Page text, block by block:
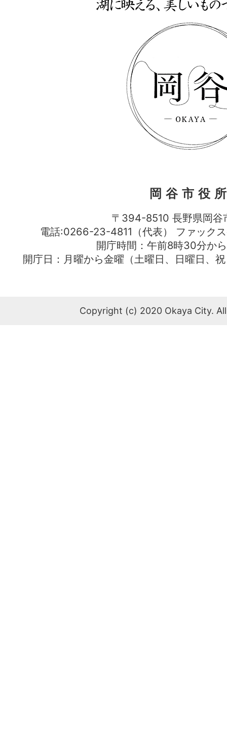
岡谷市役
〒394-8510 長野県岡谷
電話:0266-23-4811（代表） ファッ
開庁時間：午前8時30分か
開庁日：月曜から金曜（土曜日、日曜日、
Copyright (c) 2020 Okaya City.